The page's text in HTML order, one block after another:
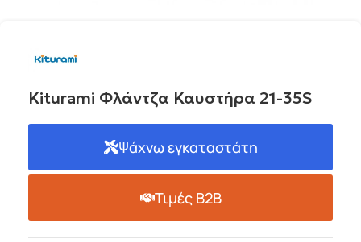
Kiturami Φλάντζα Καυστήρα 21-35S
Ψάχνω εγκαταστάτη
Τιμές B2B